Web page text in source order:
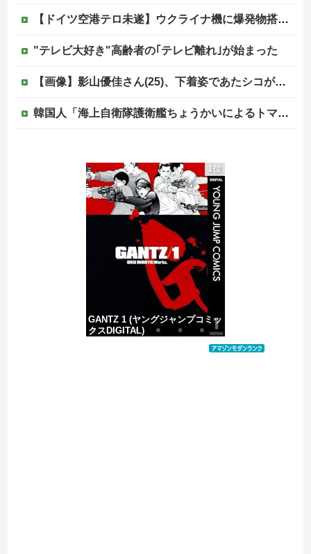
【ドイツ空港テロ未遂】ウクライナ機に爆発物搭載ドローン接近→空港職員が蹴り落とす 偶然起爆せず最悪の事態回避「高性能C4搭載していた」他
"テレビ大好き"高齢者の｢テレビ離れ｣が始まった
【画像】影山優佳さん(25)、下着姿であたシコが止まらない
韓国人「海上自衛隊護衛艦ちょうかいによるトマホーク巡航ミサイルの実射試験に韓国人が衝撃！」→「着々と進む最新鋭の防衛装備‥」
「居眠り運転かな？」→何度も追突→夫婦「これは事故じゃない」と気付く…
ジャンポケ斎藤と代理人のやりとり、「地獄すぎて完全にコントになってる……」と衝撃を受ける人が続出中
京都の寺がまた燃える「中国人に脅迫されていた」
1位
GANTZ 1 (ヤングジャンプコミッ
クスDIGITAL)
価格：¥100